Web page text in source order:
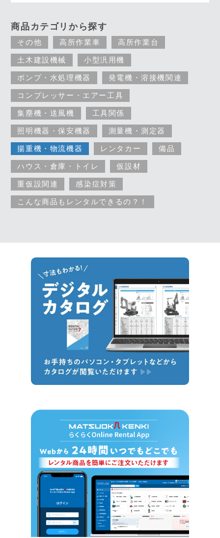
商品カテゴリから探す
その他 高所作業車 高所作業台
土木建設機械 小型汎用機
ポンプ・水処理機器 発電機・溶接機関連
コンプレッサー・エアー工具
集塵機・送風機 工具関係
照明機器・保安機器 測量機・測定器
揚重機・物流機器 レンタカー 備品
ハウス・倉庫・トイレ 仮設材
重仮設関連 感染症対策
こんな商品もレンタルできるの？！